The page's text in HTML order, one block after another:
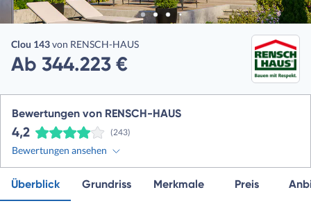
Clou 143von RENSCH-HAUS
Ab 344.223 €
Bewertungen von RENSCH-HAUS
4,2 (243)
Bewertungen ansehen
Überblick Grundriss Merkmale Preis